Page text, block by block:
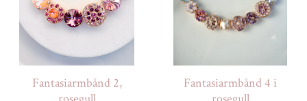
Fantasiarmbånd 2,
Fantasiarmbånd 4 i